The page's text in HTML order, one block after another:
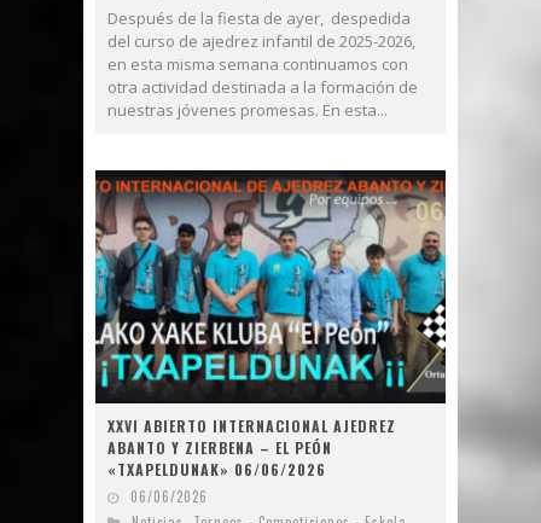
Después de la fiesta de ayer, despedida
del curso de ajedrez infantil de 2025-2026,
en esta misma semana continuamos con
otra actividad destinada a la formación de
nuestras jóvenes promesas. En esta...
XXVI ABIERTO INTERNACIONAL AJEDREZ
ABANTO Y ZIERBENA – EL PEÓN
«TXAPELDUNAK» 06/06/2026
06/06/2026